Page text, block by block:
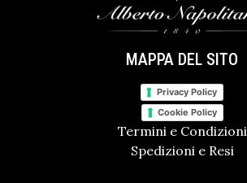
MAPPA DEL SITO
Privacy Policy
Cookie Policy
Termini e Condizioni
Spedizioni e Resi